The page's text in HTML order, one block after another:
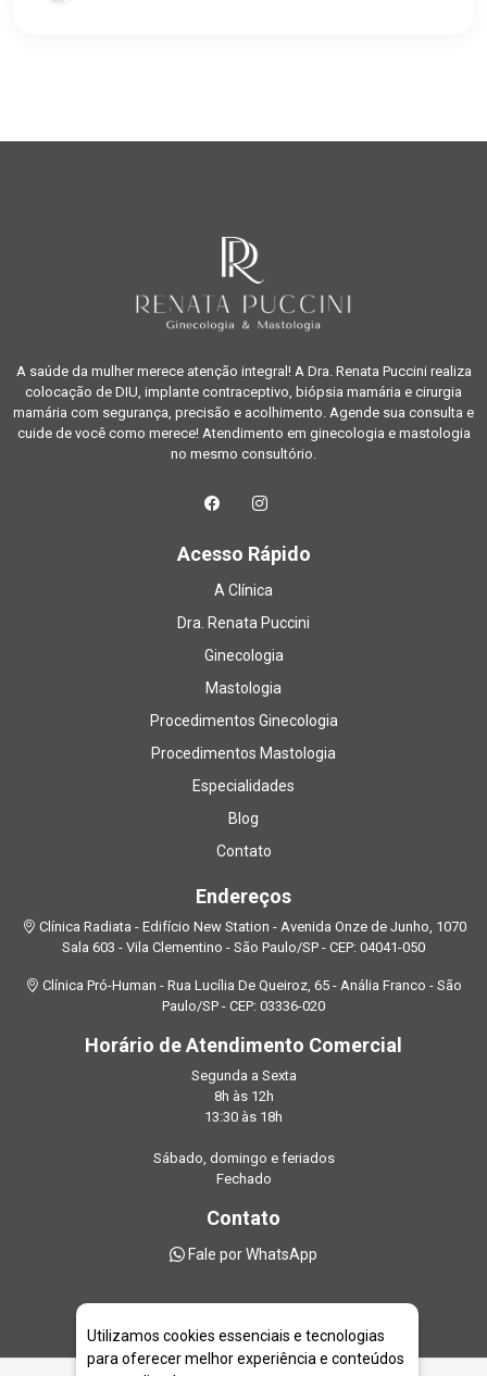
A saúde da mulher merece atenção integral! A Dra. Renata Puccini realiza
colocação de DIU, implante contraceptivo, biópsia mamária e cirurgia
mamária com segurança, precisão e acolhimento. Agende sua consulta e
cuide de você como merece! Atendimento em ginecologia e mastologia
no mesmo consultório.
Acesso Rápido
A Clínica
Dra. Renata Puccini
Ginecologia
Mastologia
Procedimentos Ginecologia
Procedimentos Mastologia
Especialidades
Blog
Contato
Endereços
Clínica Radiata - Edifício New Station - Avenida Onze de Junho, 1070
Sala 603 - Vila Clementino - São Paulo/SP - CEP: 04041-050
Clínica Pró-Human - Rua Lucília De Queiroz, 65 - Anália Franco - São
Paulo/SP - CEP: 03336-020
Horário de Atendimento Comercial
Segunda a Sexta
8h às 12h
13:30 às 18h
Sábado, domingo e feriados
Fechado
Contato
Fale por WhatsApp
Utilizamos cookies essenciais e tecnologias
para oferecer melhor experiência e conteúdos